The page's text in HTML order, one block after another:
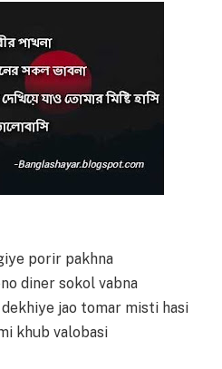
porir pakhna
diner sokol vabna
jao tomar misti hasi
khub valobasi